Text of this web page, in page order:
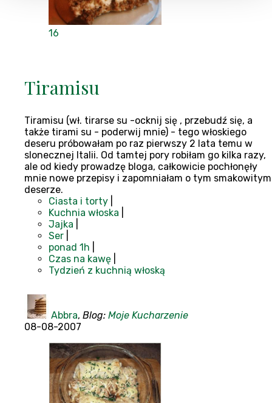
16
Tiramisu
Tiramisu (wł. tirarse su -ocknij się , przebudź się, a
także tirami su - poderwij mnie) - tego włoskiego
deseru próbowałam po raz pierwszy 2 lata temu w
slonecznej Italii. Od tamtej pory robiłam go kilka razy,
ale od kiedy prowadzę bloga, całkowicie pochłonęły
mnie nowe przepisy i zapomniałam o tym smakowitym
deserze.
Ciasta i torty
Kuchnia włoska
Jajka
Ser
ponad 1h
Czas na kawę
Tydzień z kuchnią włoską
Abbra, Blog: Moje Kucharzenie
08-08-2007